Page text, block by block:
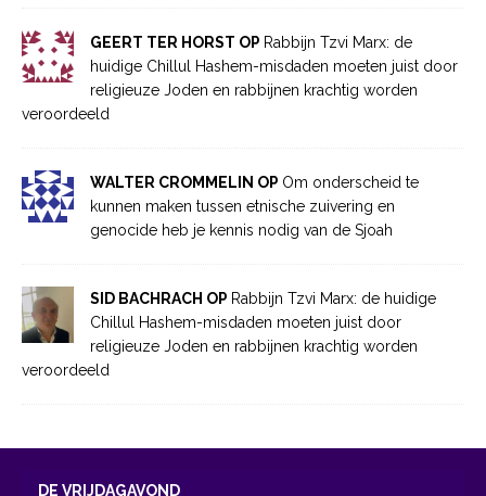
GEERT TER HORST OP Rabbijn Tzvi Marx: de
huidige Chillul Hashem-misdaden moeten juist door
religieuze Joden en rabbijnen krachtig worden
veroordeeld
WALTER CROMMELIN OP Om onderscheid te
kunnen maken tussen etnische zuivering en
genocide heb je kennis nodig van de Sjoah
SID BACHRACH OP Rabbijn Tzvi Marx: de huidige
Chillul Hashem-misdaden moeten juist door
religieuze Joden en rabbijnen krachtig worden
veroordeeld
DE VRIJDAGAVOND